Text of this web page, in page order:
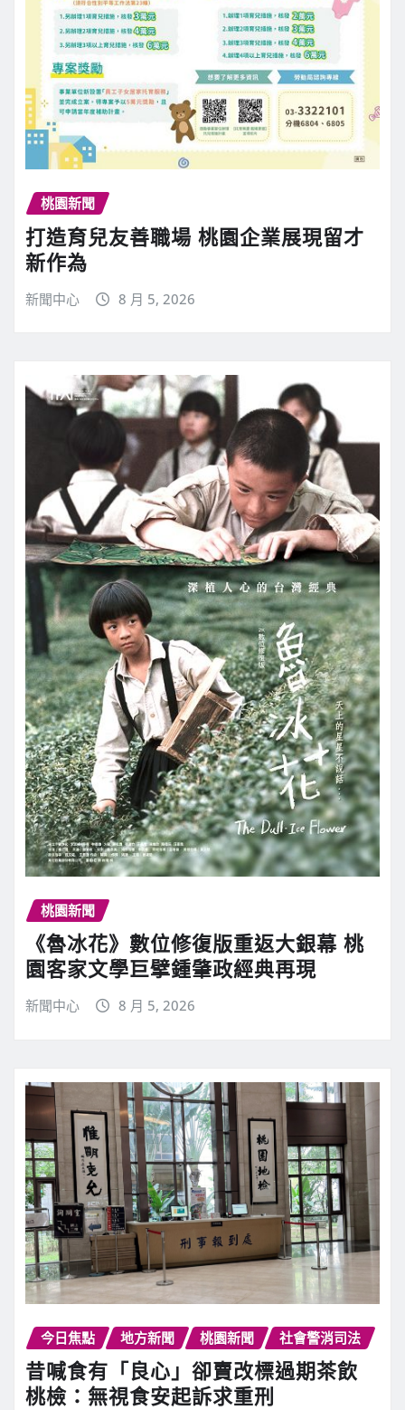
桃園新聞
打造育兒友善職場 桃園企業展現留才
新作為
新聞中心 8 月 5, 2026
桃園新聞
《魯冰花》數位修復版重返大銀幕 桃
園客家文學巨擘鍾肇政經典再現
新聞中心 8 月 5, 2026
今日焦點 地方新聞 桃園新聞 社會警消司法
昔喊食有「良心」卻賣改標過期茶飲
桃檢：無視食安起訴求重刑